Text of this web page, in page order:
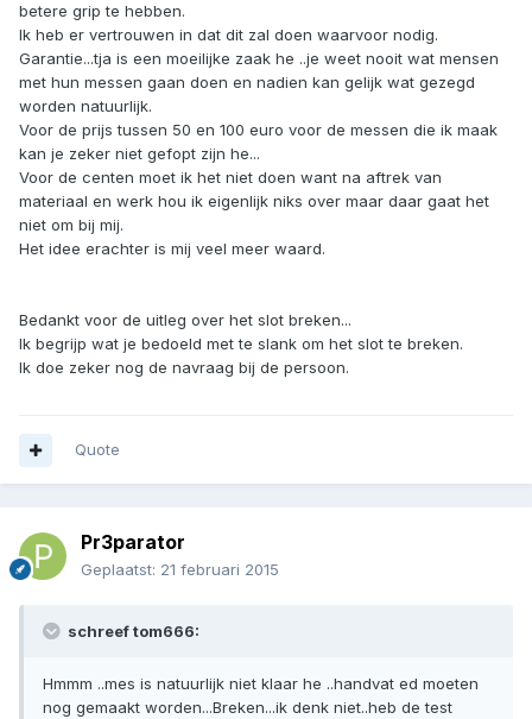
betere grip te hebben.
Ik heb er vertrouwen in dat dit zal doen waarvoor nodig.
Garantie...tja is een moeilijke zaak he ..je weet nooit wat mensen
met hun messen gaan doen en nadien kan gelijk wat gezegd
worden natuurlijk.
Voor de prijs tussen 50 en 100 euro voor de messen die ik maak
kan je zeker niet gefopt zijn he...
Voor de centen moet ik het niet doen want na aftrek van
materiaal en werk hou ik eigenlijk niks over maar daar gaat het
niet om bij mij.
Het idee erachter is mij veel meer waard.
Bedankt voor de uitleg over het slot breken...
Ik begrijp wat je bedoeld met te slank om het slot te breken.
Ik doe zeker nog de navraag bij de persoon.
Quote
Pr3parator
Geplaatst: 21 februari 2015
schreef tom666:
Hmmm ..mes is natuurlijk niet klaar he ..handvat ed moeten
nog gemaakt worden...Breken...ik denk niet..heb de test